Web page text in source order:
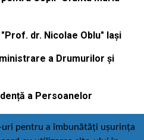
dr. Nicolae Oblu" Iași
a Drumurilor și
a Persoanelor
pentru a îmbunătăți ușurința